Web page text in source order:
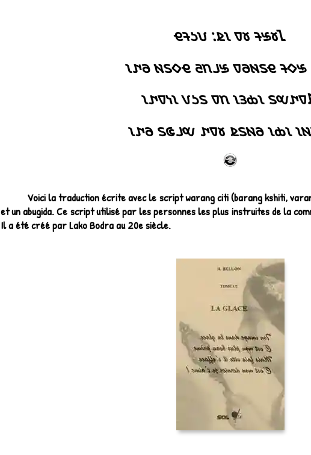
𑢡𑣜𑣞𑣂 𑣜𑣈 𑣁𑣖: 𑣘𑣒𑣂𑣌
𑢡𑣍: 𑣞𑣗𑣂 𑣌𑣉𑣅𑣕𑣈 𑣞𑣃𑣋𑣛 𑣌𑣗𑣉𑣅
𑢶𑣈𑣓𑣔𑣉 𑣁𑣍𑣎𑣁 𑣋𑣈 𑣉𑣒𑣀
𑢳𑣈𑣅𑣁 𑣁𑣍𑣁 𑣕𑣅𑣉𑣖 𑣜𑣈𑣓 𑣔𑣃𑣚𑣉
Voici la traduction écrite avec le script warang citi (barang kshiti,
et un abugida. Ce script utilisé par les personnes les plus instruites de la
Il a été créé par Lako Bodra au 20e siècle.